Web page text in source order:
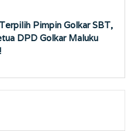
Pimpin Golkar SBT,
DPD Golkar Maluku